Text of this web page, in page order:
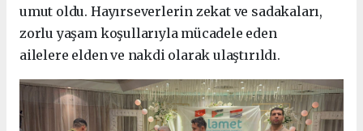
umut oldu. Hayırseverlerin zekat ve sadakaları,
zorlu yaşam koşullarıyla mücadele eden
ailelere elden ve nakdi olarak ulaştırıldı.